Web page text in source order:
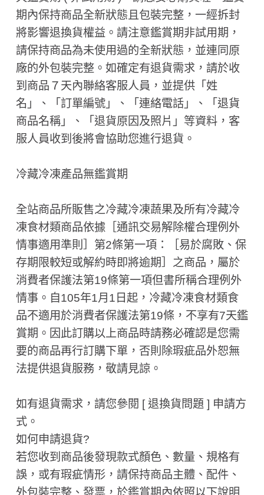
期內保持商品全新狀態且包裝完整，一經拆封
將影響退換貨權益。請注意鑑賞期非試用期，
請保持商品為未使用過的全新狀態，並連同原
廠的外包裝完整。如確定有退貨需求，請於收
到商品７天內聯絡客服人員，並提供「姓
名」、「訂單編號」、「連絡電話」、「退貨
商品名稱」、「退貨原因及照片」等資料，客
服人員收到後將會協助您進行退貨。
冷藏冷凍產品無鑑賞期
全站商品所販售之冷藏冷凍蔬果及所有冷藏冷
凍食材類商品依據［通訊交易解除權合理例外
情事適用準則］第2條第一項：［易於腐敗、保
存期限較短或解約時即將逾期］之商品，屬於
消費者保護法第19條第一項但書所稱合理例外
情事。自105年1月1日起，冷藏冷凍食材類食
品不適用於消費者保護法第19條，不享有7天鑑
賞期。因此訂購以上商品時請務必確認是您需
要的商品再行訂購下單，否則除瑕疵品外恕無
法提供退貨服務，敬請見諒。
如有退貨需求，請您參閱 [ 退換貨問題 ] 申請方
式。
如何申請退貨?
若您收到商品後發現款式顏色、數量、規格有
誤，或有瑕疵情形，請保持商品主體、配件、